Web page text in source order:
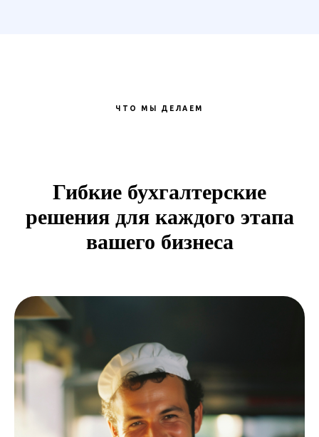
ЧТО МЫ ДЕЛАЕМ
Гибкие бухгалтерские
решения для каждого этапа
вашего бизнеса